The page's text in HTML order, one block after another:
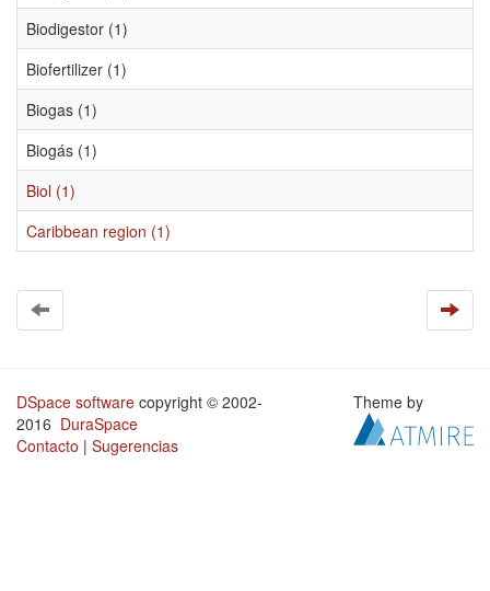
Biodigestor (1)
Biofertilizer (1)
Biogas (1)
Biogás (1)
Biol (1)
Caribbean region (1)
DSpace software copyright © 2002-
2016 DuraSpace
Contacto | Sugerencias
Theme by